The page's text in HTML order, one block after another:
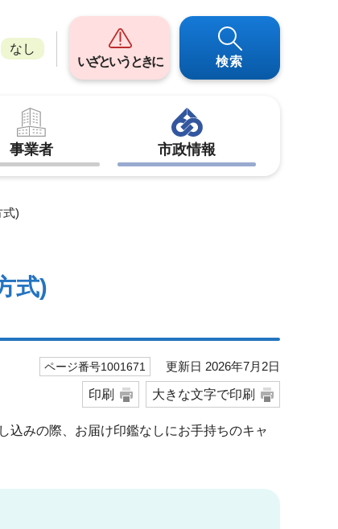
なし
いざというときに
検索
事業者 市政情報
式)
式)
ページ番号1001671 更新日 2026年7月2日
印刷 大きな文字で印刷
込みの際、お届け印鑑なしにお手持ちのキャ